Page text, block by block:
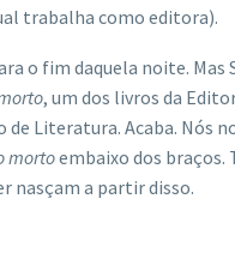
trabalha como editora).
o fim daquela noite.
, um dos livros da
Literatura. Acaba.
mortoembaixo dos braços.
nasçam a partir disso.